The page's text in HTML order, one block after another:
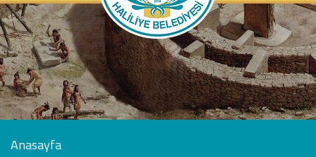
Anasayfa
Spor
Kültür
Sanat
Güncel
İletişim